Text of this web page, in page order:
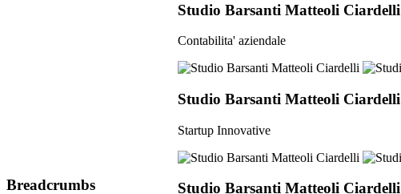
Studio Barsanti Matteoli Ciardelli
Contabilita' aziendale
Studio Barsanti Matteoli Ciardelli
Startup Innovative
Studio Barsanti Matteoli Ciardelli
Breadcrumbs